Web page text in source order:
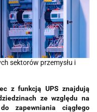
sektorów przemysłu i
z funkcją UPS znajdują
ze względu na
zapewniania ciągłego